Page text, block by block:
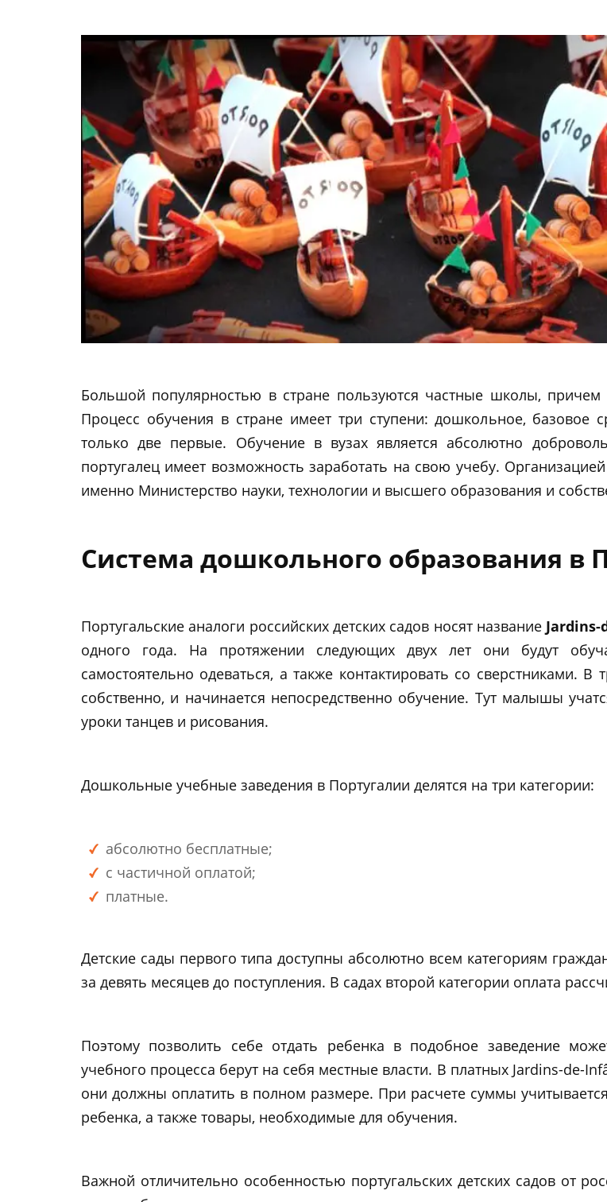
Большой популярностью в стране пользуются частные школы, причем
Процесс обучения в стране имеет три ступени: дошкольное,
только две первые. Обучение в вузах является абсолютно
португалец имеет возможность заработать на свою учебу.
именно Министерство науки, технологии и высшего образования и
Система дошкольного образования в
Португальские аналоги российских детских садов носят название
одного года. На протяжении следующих двух лет они будут
самостоятельно одеваться, а также контактировать со сверстниками.
собственно, и начинается непосредственно обучение. Тут малышы
уроки танцев и рисования.
Дошкольные учебные заведения в Португалии делятся на три категории:
абсолютно бесплатные;
с частичной оплатой;
платные.
Детские сады первого типа доступны абсолютно всем категориям
за девять месяцев до поступления. В садах второй категории оплата
Поэтому позволить себе отдать ребенка в подобное заведение
учебного процесса берут на себя местные власти. В платных Jardins-de-
они должны оплатить в полном размере. При расчете суммы
ребенка, а также товары, необходимые для обучения.
Важной отличительно особенностью португальских детских садов от